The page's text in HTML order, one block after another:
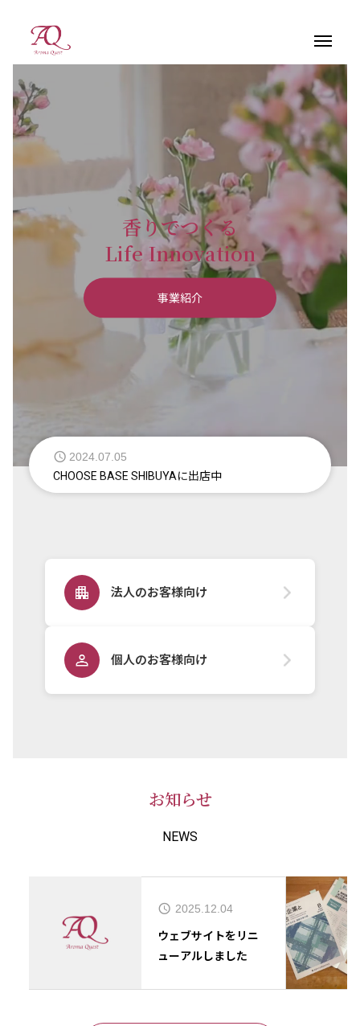
香りでつくる
Life Innovation
事業紹介
2025.12.04
ウェブサイトをリニューアルしました
2024.09.25
「中小企業と組合」にて「禅心香」が紹介されました！
2024.07.04
法人のお客様向け
個人のお客様向け
お知らせ
NEWS
2025.12.04
ウェブサイトをリニ
ューアルしました